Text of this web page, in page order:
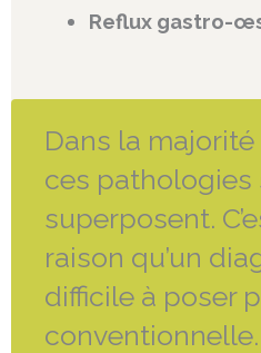
Reflux gastro-
Dans la
ces pathologies
superposent.
raison qu’un
difficile à poser